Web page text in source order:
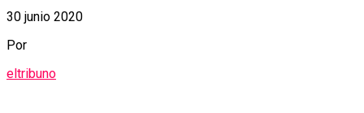
30 junio 2020
Por
eltribuno